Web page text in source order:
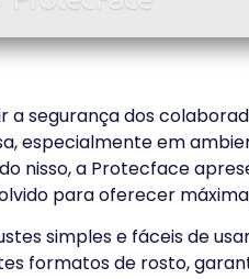
a segurança dos
especialmente em
nisso, a Protecface
para oferecer
simples e fáceis de
formatos de rosto,